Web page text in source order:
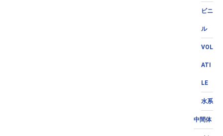
ビニ
ル
VOL
ATI
LE
水系
中間体